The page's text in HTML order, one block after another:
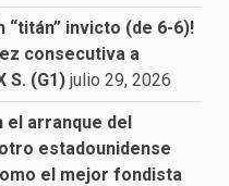
“titán” invicto (de 6-6)!
consecutiva a
S. (G1) julio 29, 2026
el arranque del
estadounidense
el mejor fondista